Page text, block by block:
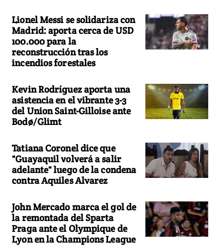
Lionel Messi se solidariza con
Madrid: aporta cerca de USD
100.000 para la
reconstrucción tras los
incendios forestales
Kevin Rodríguez aporta una
asistencia en el vibrante 3-3
del Union Saint-Gilloise ante
Bodø/Glimt
Tatiana Coronel dice que
"Guayaquil volverá a salir
adelante" luego de la condena
contra Aquiles Alvarez
John Mercado marca el gol de
la remontada del Sparta
Praga ante el Olympique de
Lyon en la Champions League